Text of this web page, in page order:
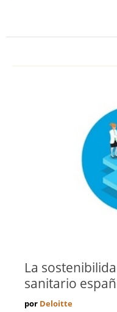
La
sanitario
por Deloitte